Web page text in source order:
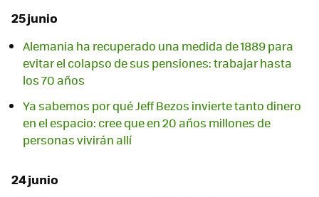
25 junio
Alemania ha recuperado una medida de 1889 para
evitar el colapso de sus pensiones: trabajar hasta
los 70 años
Ya sabemos por qué Jeff Bezos invierte tanto dinero
en el espacio: cree que en 20 años millones de
personas vivirán allí
24 junio